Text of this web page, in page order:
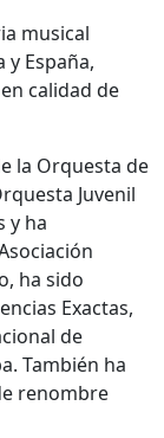
musical
España,
calidad de
la Orquesta de
Juvenil
y ha
ha sido
Exactas,
de
También ha
renombre